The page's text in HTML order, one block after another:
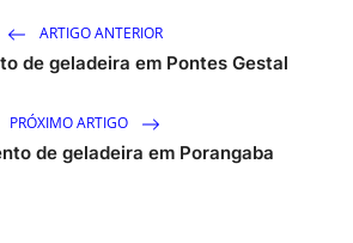
ARTIGO ANTERIOR
de geladeira em Pontes Gestal
PRÓXIMO ARTIGO
de geladeira em Porangaba